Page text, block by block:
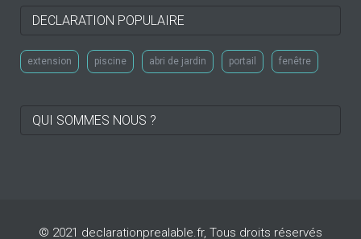
DECLARATION POPULAIRE
extension piscine abri de jardin portail fenêtre
QUI SOMMES NOUS ?
© 2021 declarationprealable.fr, Tous droits réservés